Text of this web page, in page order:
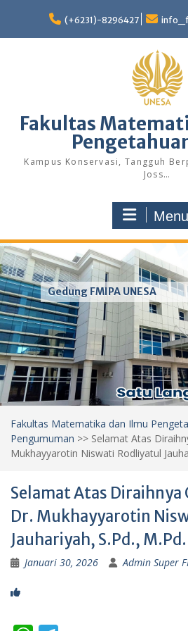
content
(+6231)-8296427
Fakultas
Kampus Konservasi, Tangguh
Joss…
Menu
Gedung FMIPA UNESA
Fakultas Matematika dan Ilmu
Pengumuman >> Selamat Atas
Mukhayyarotin Niswati Rodliyatul
Selamat Atas Diraihnya
Dr. Mukhayyarotin
Jauhariyah, S.Pd., M.Pd.
Januari 30, 2026 Admin Super